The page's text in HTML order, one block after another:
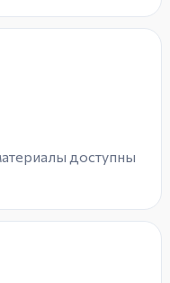
доступны